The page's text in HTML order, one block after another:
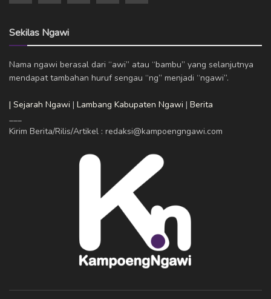
Sekilas Ngawi
Nama ngawi berasal dari “awi” atau “bambu” yang selanjutnya
mendapat tambahan huruf sengau “ng” menjadi “ngawi”.
| Sejarah Ngawi | Lambang Kabupaten Ngawi | Berita
Kirim Berita/Rilis/Artikel : redaksi@kampoengngawi.com